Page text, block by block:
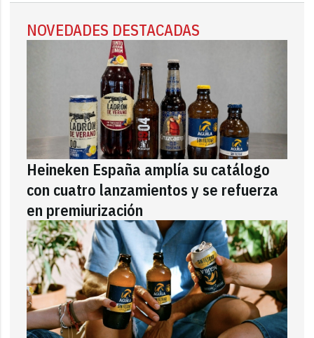
NOVEDADES DESTACADAS
Heineken España amplía su catálogo
con cuatro lanzamientos y se refuerza
en premiurización